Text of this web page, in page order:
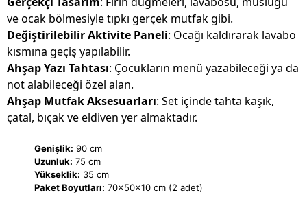
ve ocak bölmesiyle tıpkı gerçek mutfak gibi.
Değiştirilebilir Aktivite Paneli: Ocağı kaldırarak lavabo
kısmına geçiş yapılabilir.
Ahşap Yazı Tahtası: Çocukların menü yazabileceği ya da
not alabileceği özel alan.
Ahşap Mutfak Aksesuarları: Set içinde tahta kaşık,
çatal, bıçak ve eldiven yer almaktadır.
Genişlik: 90 cm
Uzunluk: 75 cm
Yükseklik: 35 cm
Paket Boyutları: 70x50x10 cm (2 adet)